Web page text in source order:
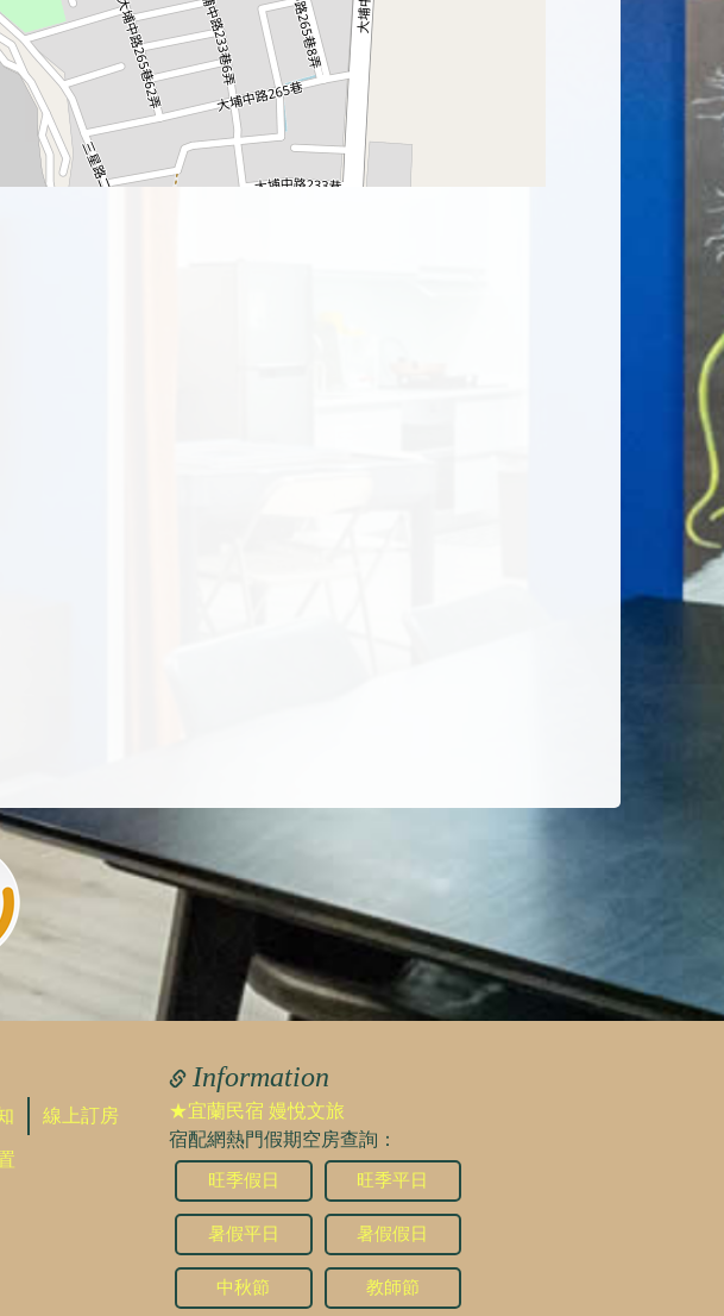
線上訂房
Information
★宜蘭民宿 嫚悅文旅
宿配網熱門假期空房查詢：
旺季假日 旺季平日
暑假平日 暑假假日
中秋節 教師節